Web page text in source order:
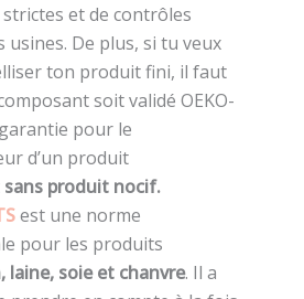
et de contrôles
usines. De plus, si tu veux
ton produit fini, il faut
soit validé OEKO-
garantie pour le
d’un produit
sans produit nocif.
est une norme
pour les produits
laine, soie et chanvre. Il a